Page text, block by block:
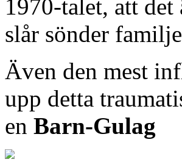
1970-talet, att
slår sönder
Även den mest
upp detta
en Barn-Gulag